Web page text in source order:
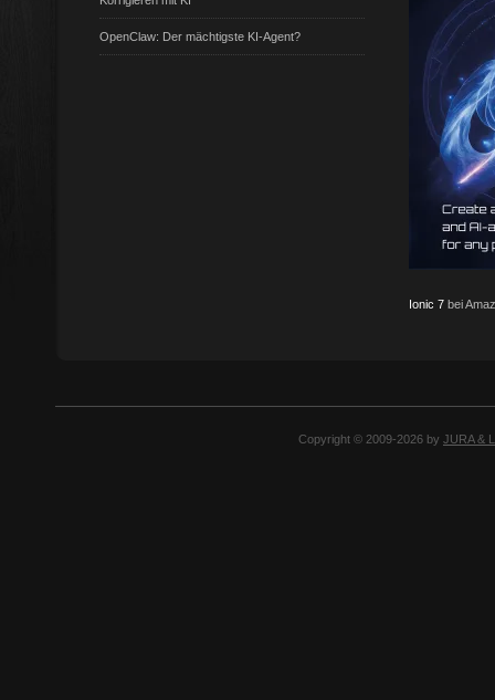
OpenClaw: Der mächtigste KI-Agent?
Ionic 7 bei
Copyright © 2009-2026 by JURA &